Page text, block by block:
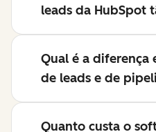
leads da HubSpot
Qual é a diferença
de leads e de
Quanto custa o